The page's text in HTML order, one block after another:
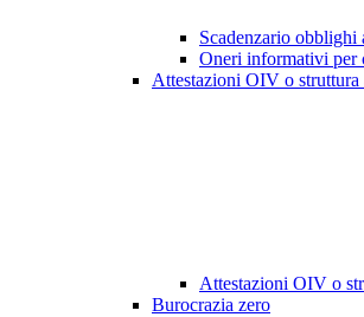
Scadenzario obblighi
Oneri informativi per
Attestazioni OIV o struttura
Attestazioni OIV o
Burocrazia zero